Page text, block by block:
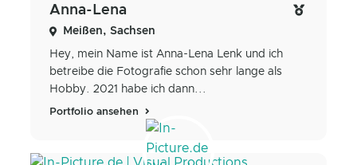
Anna-Lena
Meißen, Sachsen
Hey, mein Name ist Anna-Lena Lenk und ich
betreibe die Fotografie schon sehr lange als
Hobby. 2021 habe ich dann...
Portfolio ansehen